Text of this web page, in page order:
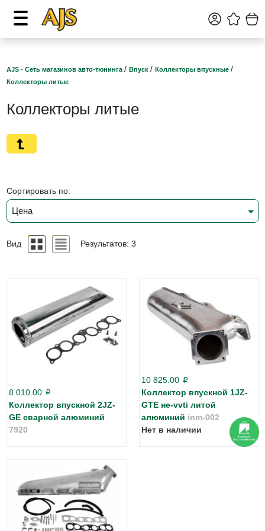
AJS - Сеть магазинов авто-тюнинга / Впуск / Коллекторы впускные /
Коллекторы литые
Коллекторы литые
Сортировать по:
Цена
Вид Результатов: 3
8 010.00 p
Коллектор впускной 2JZ-
GE сварной алюминий
7920
10 825.00 p
Коллектор впускной 1JZ-
GTE не-vvti литой
алюминий inm-002
Нет в наличии